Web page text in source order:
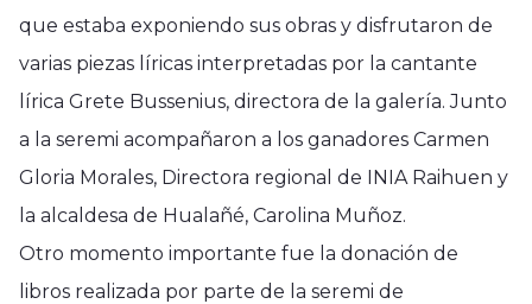
que estaba exponiendo sus obras y disfrutaron de
varias piezas líricas interpretadas por la cantante
lírica Grete Bussenius, directora de la galería. Junto
a la seremi acompañaron a los ganadores Carmen
Gloria Morales, Directora regional de INIA Raihuen y
la alcaldesa de Hualañé, Carolina Muñoz.
Otro momento importante fue la donación de
libros realizada por parte de la seremi de